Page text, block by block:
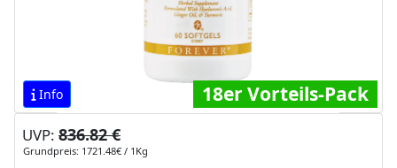
Info 18er Vorteils-Pack
UVP: 836.82 €
Grundpreis: 1721.48€ / 1Kg